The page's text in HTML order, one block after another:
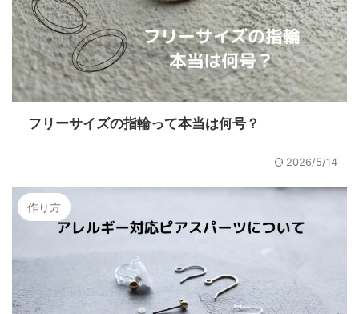
フリーサイズの指輪って本当は何号？
2026/5/14
作り方